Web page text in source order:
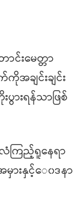
င်းမေတ္တာ
အချင်းချင်း
းရန်သာဖြစ်
ကြည့်ရူနေရာ
ားနှင့်‌ေ၀ဒနာ